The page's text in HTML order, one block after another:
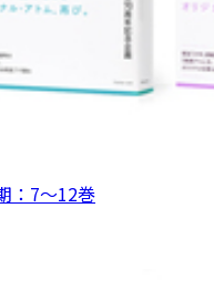
：7～12巻